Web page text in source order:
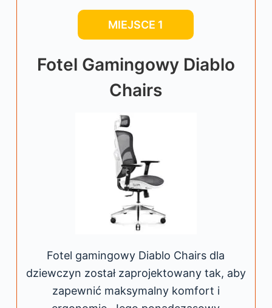
MIEJSCE 1
Fotel Gamingowy Diablo
Chairs
Fotel gamingowy Diablo Chairs dla
dziewczyn został zaprojektowany tak, aby
zapewnić maksymalny komfort i